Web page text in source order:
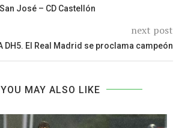
San José – CD Castellón
next post
DH5. El Real Madrid se proclama campeón
YOU MAY ALSO LIKE